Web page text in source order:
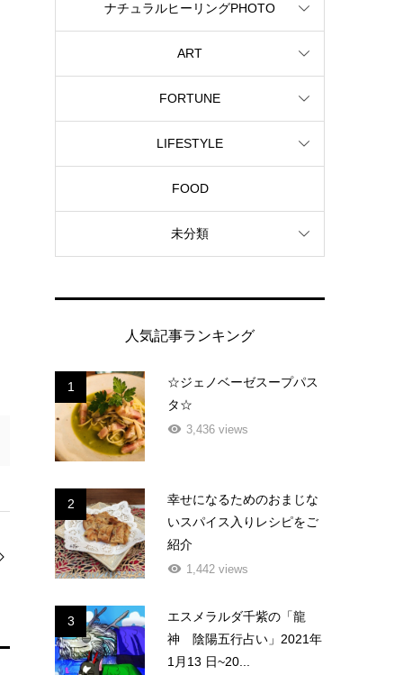
ナチュラルヒーリングPHOTO
ART
FORTUNE
LIFESTYLE
FOOD
未分類
人気記事ランキング
1
☆ジェノベーゼスープパス
タ☆
3,436 views
2
幸せになるためのおまじな
いスパイス入りレシピをご
紹介
1,442 views
3
エスメラルダ千紫の「龍
神 陰陽五行占い」2021年
1月13 日~20...